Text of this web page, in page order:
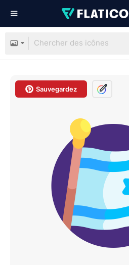
Sauvegardez